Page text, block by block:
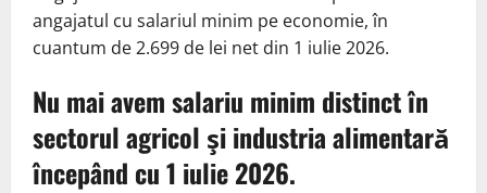
angajatul cu salariul minim pe economie, în
cuantum de 2.699 de lei net din 1 iulie 2026.
Nu mai avem salariu minim distinct în
sectorul agricol şi industria alimentară
începând cu 1 iulie 2026.